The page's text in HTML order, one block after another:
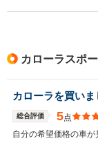
カローラスポ
カローラを買いま
総合評価 5点
自分の希望価格の車